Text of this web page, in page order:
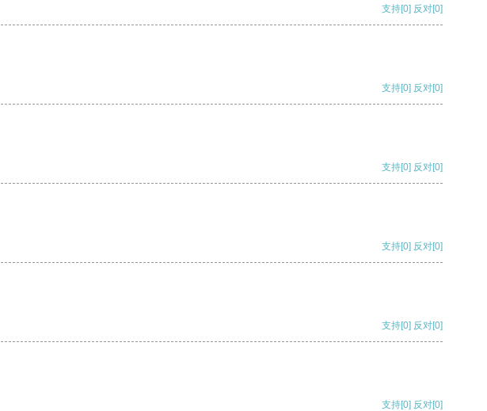
支持[0] 反对[0]
支持[0] 反对[0]
支持[0] 反对[0]
支持[0] 反对[0]
支持[0] 反对[0]
支持[0] 反对[0]